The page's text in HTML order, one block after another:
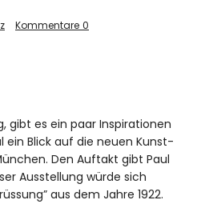
Kommentare 0
gibt es ein paar Inspirationen
ein Blick auf die neuen Kunst-
Den Auftakt gibt Paul
Ausstellung würde sich
aus dem Jahre 1922.